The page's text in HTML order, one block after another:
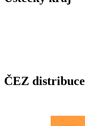
ČEZ distribuce